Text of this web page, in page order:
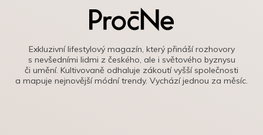
Exkluzivní lifestylový magazín, který přináší rozhovory
s nevšedními lidmi z českého, ale i světového byznysu
či umění. Kultivovaně odhaluje zákoutí vyšší společnosti
a mapuje nejnovější módní trendy. Vychází jednou za měsíc.